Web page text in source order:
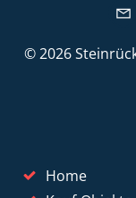
© 2026
Home